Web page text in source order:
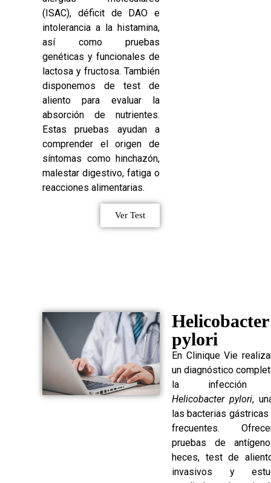
(ISAC), déficit de DAO e
intolerancia a la histamina,
así como pruebas
genéticas y funcionales de
lactosa y fructosa. También
disponemos de test de
aliento para evaluar la
absorción de nutrientes.
Estas pruebas ayudan a
comprender el origen de
síntomas como hinchazón,
malestar digestivo, fatiga o
reacciones alimentarias.
Ver Test
Helicobacter
pylori
En Clinique Vie
un diagnóstico
la infección
Helicobacter pylori,
las bacterias gástricas
frecuentes.
pruebas de
heces, test de
invasivos y